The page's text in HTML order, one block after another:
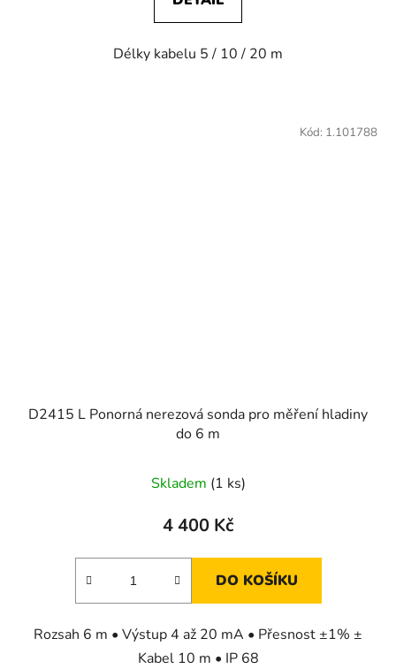
Délky kabelu 5 / 10 / 20 m
D2415 L Ponorná nerezová sonda pro měření hladiny
do 6 m
hodnocení
produktu
5,0
hvězdiček.
Skladem (1 ks)
4 400 Kč
DO KOŠÍKU
Rozsah 6 m • Výstup 4 až 20 mA • Přesnost ±1% ±
Kabel 10 m • IP 68
Kód: 1.101788